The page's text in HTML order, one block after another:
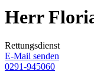
Herr
Rettungsdienst
E-Mail senden
0291-945060